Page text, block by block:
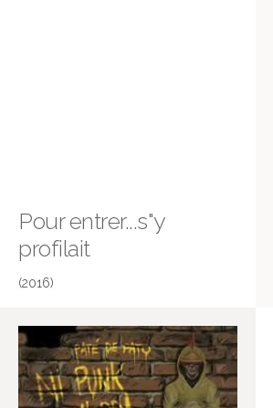
Pour entrer...s"y
profilait
(2016)